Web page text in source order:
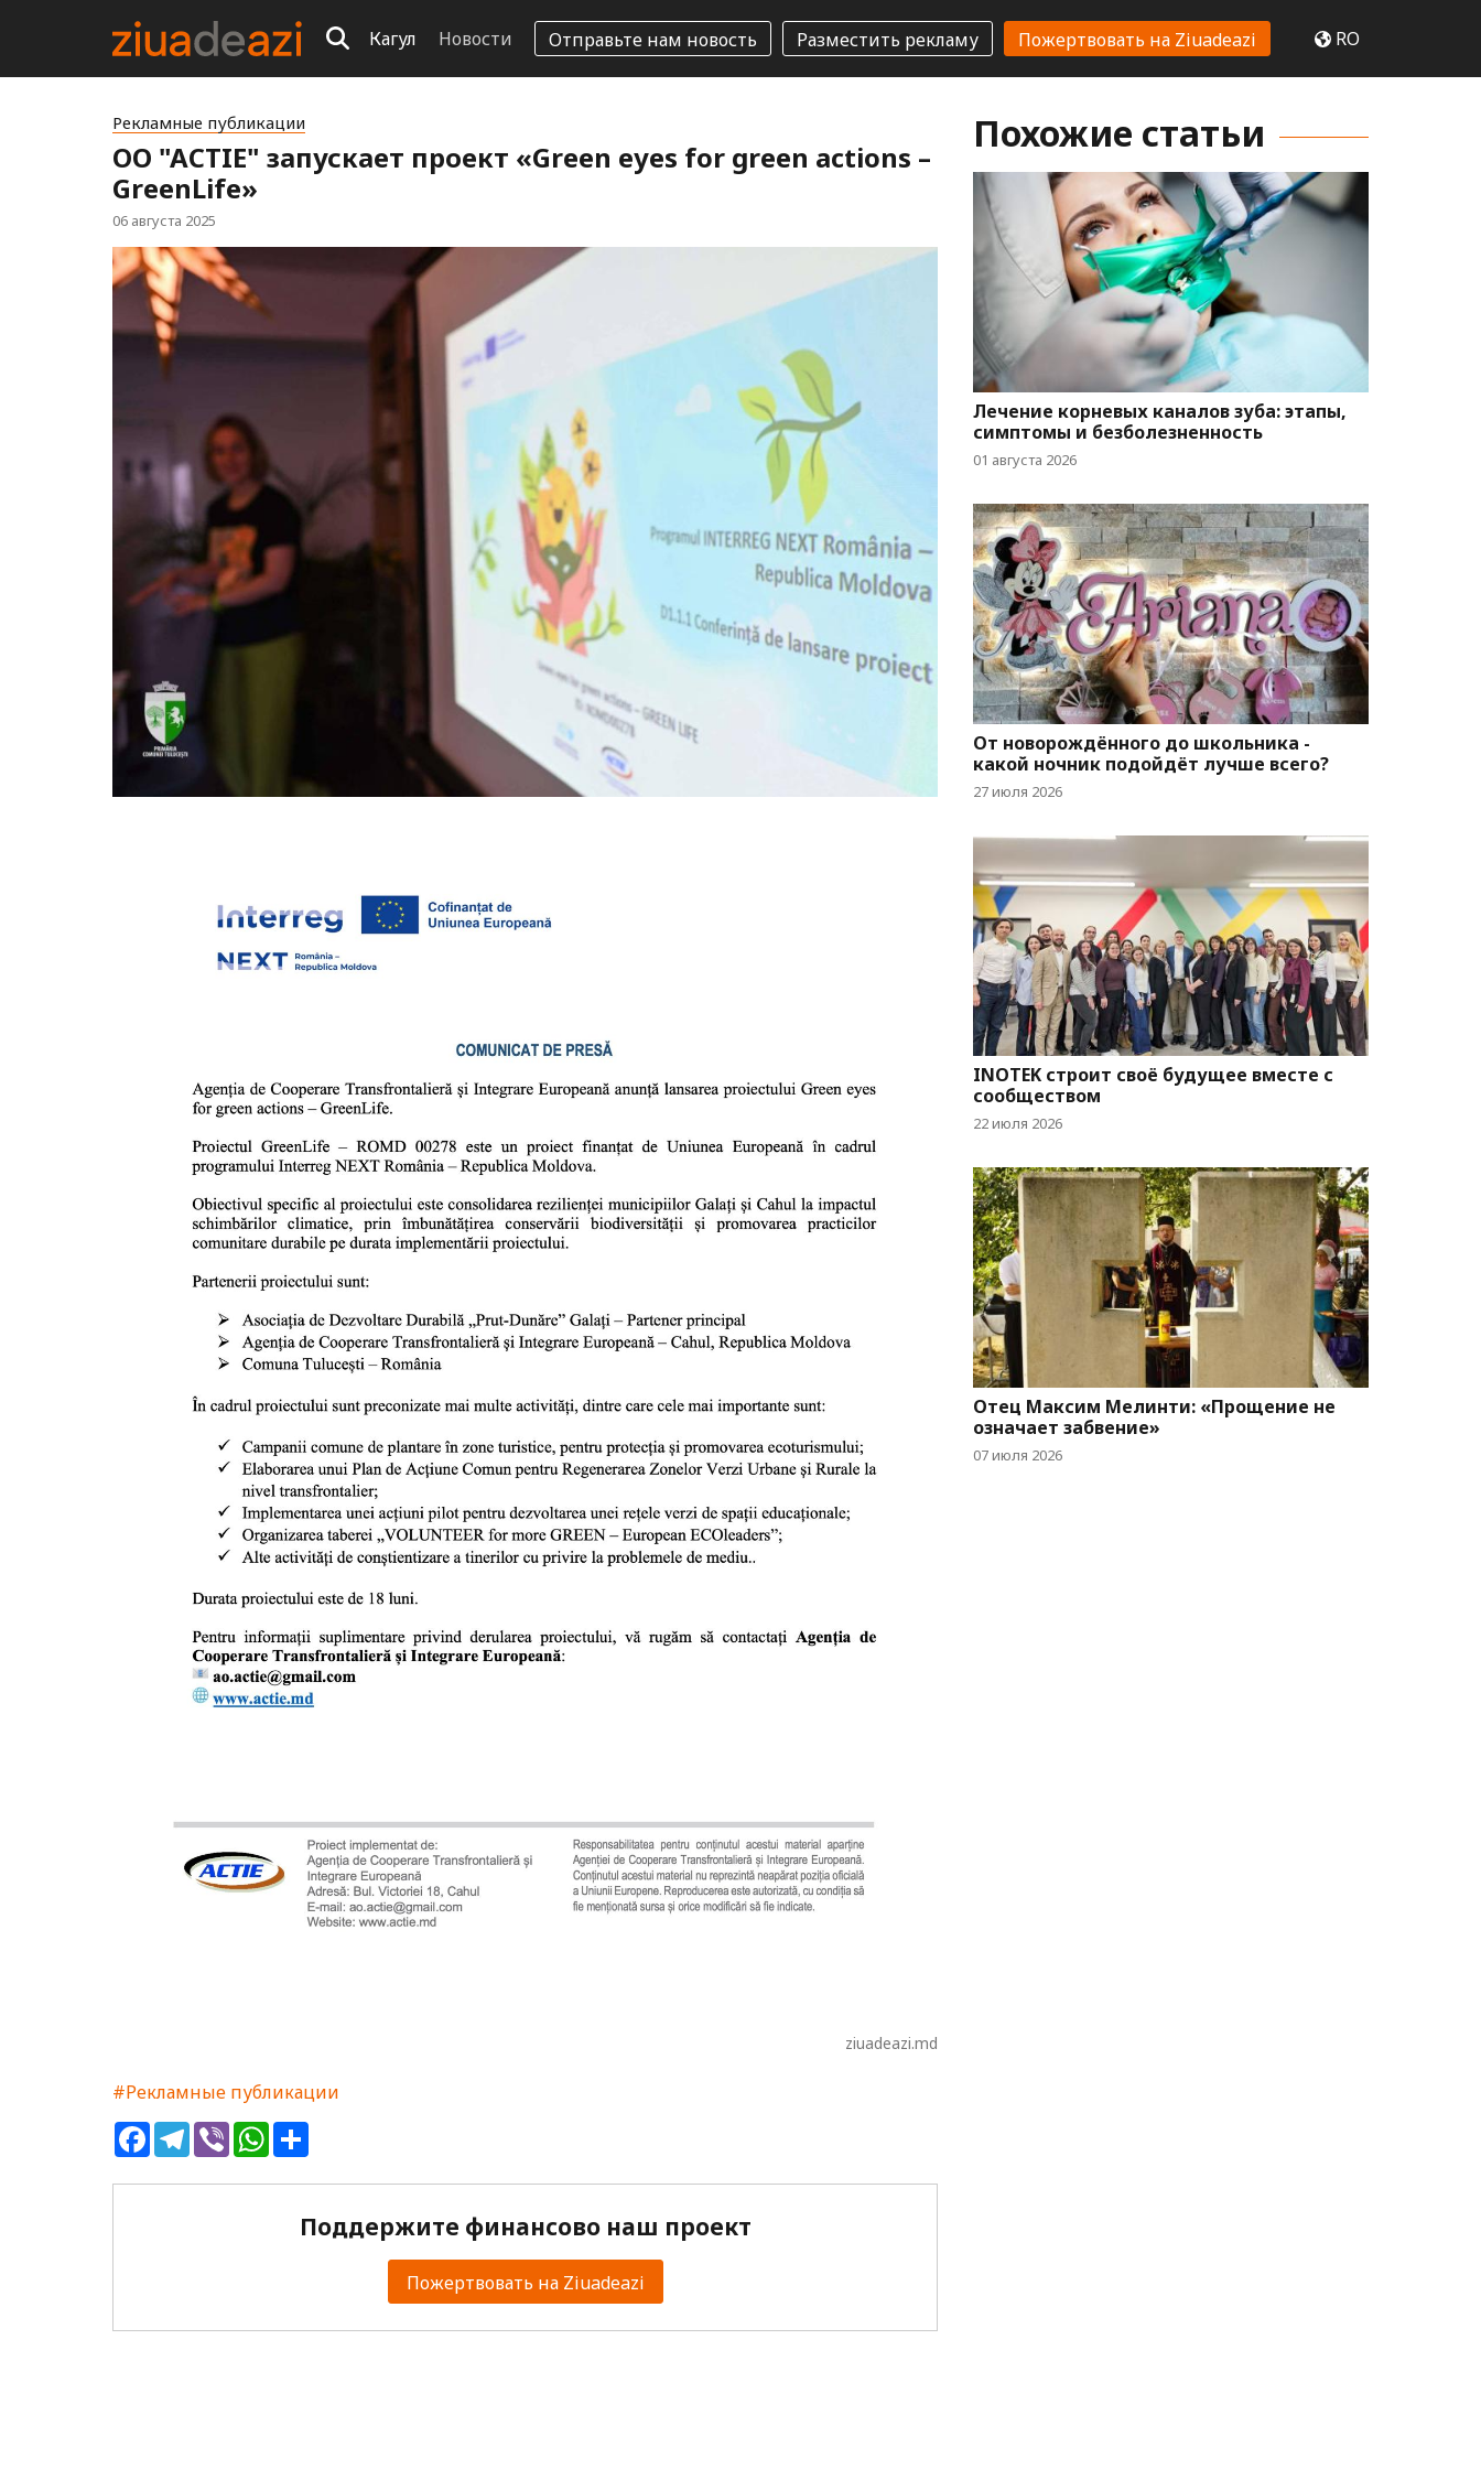
Кагул Новости Отправьте нам новость Разместить рекламу Пожертвовать на Ziuadeazi RO
Рекламные публикации
ОO "ACTIE" запускает проект «Green eyes for green actions –
GreenLife»
06 августа 2025
ziuadeazi.md
#Рекламные публикации
FacebookTelegram
ViberWhatsApp
Поддержите финансово наш проект
Пожертвовать на Ziuadeazi
Похожие статьи
Лечение корневых каналов зуба: этапы,
симптомы и безболезненность
01 августа 2026
От новорождённого до школьника -
какой ночник подойдёт лучше всего?
27 июля 2026
INOTEK строит своё будущее вместе с
сообществом
22 июля 2026
Отец Максим Мелинти: «Прощение не
означает забвение»
07 июля 2026